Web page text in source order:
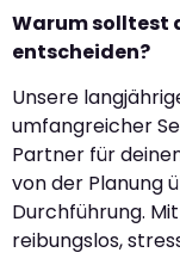
Warum solltest
entscheiden?
Unsere
umfangreicher
Partner für
von der Planung
Durchführung.
reibungslos,